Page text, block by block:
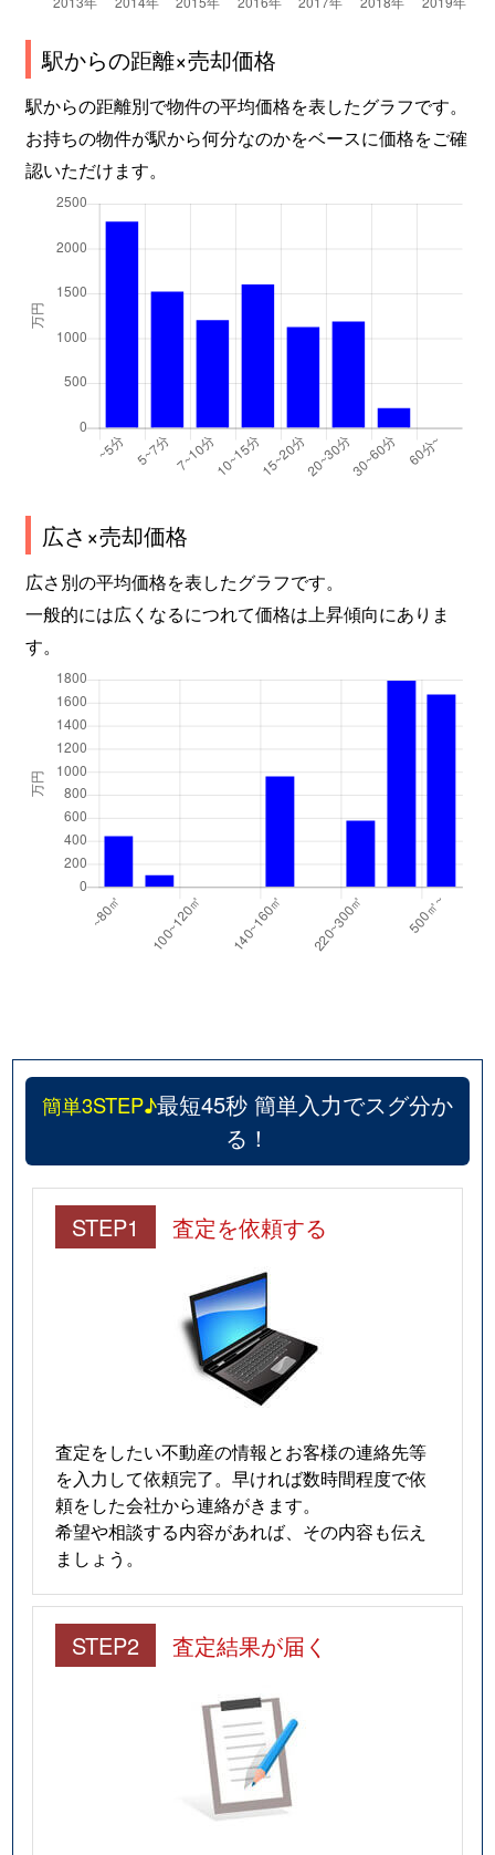
駅からの距離×売却価格
駅からの距離別で物件の平均価格を表したグラフです。
お持ちの物件が駅から何分なのかをベースに価格をご確
認いただけます。
広さ×売却価格
広さ別の平均価格を表したグラフです。
一般的には広くなるにつれて価格は上昇傾向にありま
す。
簡単3STEP♪最短45秒 簡単入力でスグ分か
る！
STEP1 査定を依頼する
査定をしたい不動産の情報とお客様の連絡先等
を入力して依頼完了。早ければ数時間程度で依
頼をした会社から連絡がきます。
希望や相談する内容があれば、その内容も伝え
ましょう。
STEP2 査定結果が届く